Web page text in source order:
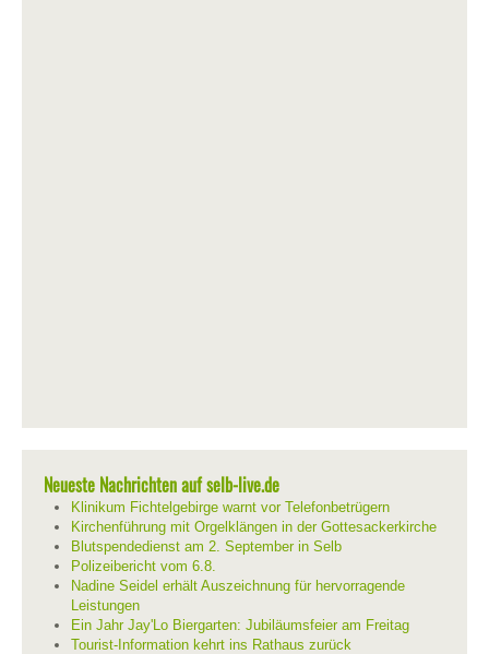
Neueste Nachrichten auf selb-live.de
Klinikum Fichtelgebirge warnt vor Telefonbetrügern
Kirchenführung mit Orgelklängen in der Gottesackerkirche
Blutspendedienst am 2. September in Selb
Polizeibericht vom 6.8.
Nadine Seidel erhält Auszeichnung für hervorragende
Leistungen
Ein Jahr Jay'Lo Biergarten: Jubiläumsfeier am Freitag
Tourist-Information kehrt ins Rathaus zurück